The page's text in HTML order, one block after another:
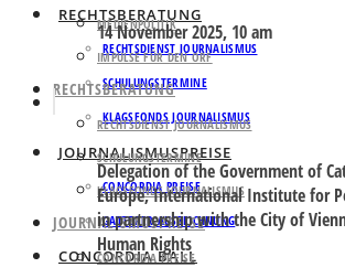
RECHTSBERATUNG
RECHTSDIENST JOURNALISMUS
SCHULUNGSTERMINE
KLAGSFONDS JOURNALISMUS
JOURNALISMUSPREISE
CONCORDIA PREISE
GATTERER AUSZEICHNUNG
CONCORDIA BALL
MEDIENPOLITIK
IMPULSE FÜR DEN ORF
RECHTSBERATUNG
RECHTSDIENST JOURNALISMUS
SCHULUNGSTERMINE
KLAGSFONDS JOURNALISMUS
JOURNALISMUSPREISE
CONCORDIA PREISE
14 November 2025, 10 am
Delegation of the Government of
Europe, International Institute for
in partnership with the City of
Human Rights